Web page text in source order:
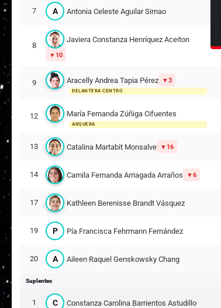
7 A Antonia Celeste Aguilar Simao
8
Javiera Constanza Henríquez Aceiton
10
9 Aracelly Andrea Tapia Pérez 3
DELANTERA CENTRO
12 María Fernanda Zúñiga Cifuentes
ARQUERA
13 Catalina Martabit Monsalve 16
14 Camila Fernanda Arriagada Arraños 6
17 Kathleen Berenisse Brandt Vásquez
19 P Pía Francisca Fehrmann Fernández
20 A Aileen Raquel Genskowsky Chang
Suplentes
1 C Constanza Carolina Barrientos Astudillo